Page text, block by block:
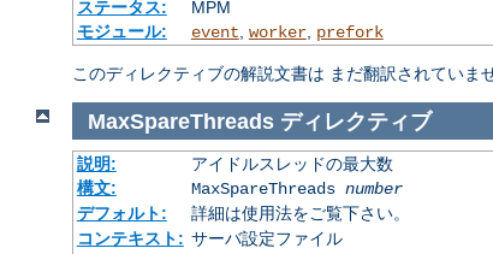
ステータス:
MPM
モジュール:
event worker, prefork
このディレクティブの解説文書は まだ翻訳されていま
MaxSpareThreads ディレクティブ
説明:
アイドルスレッドの最大数
構文:
MaxSpareThreads number
デフォルト:
詳細は使用法をご覧下さい。
コンテキスト: サーバ設定ファイル